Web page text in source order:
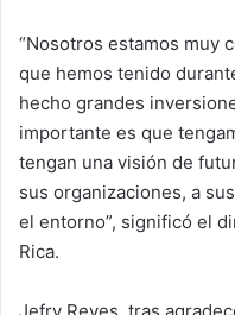
“Nosotros estamos muy
que hemos tenido
hecho grandes
importante es que
tengan una visión de
sus organizaciones, a
el entorno”, significó el
Rica.